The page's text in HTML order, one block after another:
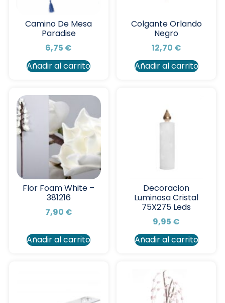
Camino De Mesa
Paradise
6,75 €
Añadir al carrito
Colgante Orlando
Negro
12,70 €
Añadir al carrito
Flor Foam White –
381216
7,90 €
Añadir al carrito
Decoracion
Luminosa Cristal
75X275 Leds
9,95 €
Añadir al carrito